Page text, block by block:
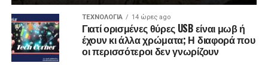
ΤΕΧΝΟΛΟΓΙΑ 14 ώρες ago
Γιατί ορισμένες θύρες USB είναι μωβ ή
έχουν κι άλλα χρώματα; Η διαφορά που
οι περισσότεροι δεν γνωρίζουν